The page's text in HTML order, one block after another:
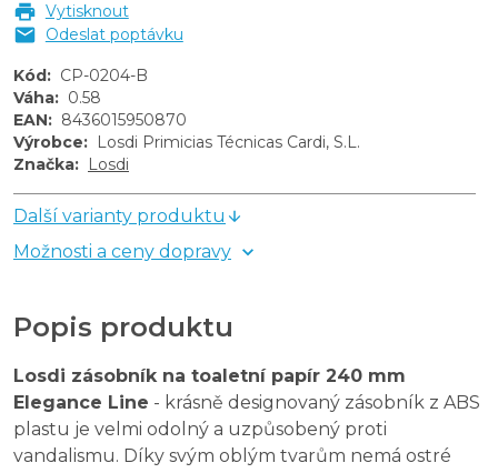
Vytisknout
Odeslat poptávku
Kód: CP-0204-B
Váha: 0.58
EAN: 8436015950870
Výrobce: Losdi Primicias Técnicas Cardi, S.L.
Značka: Losdi
Další varianty produktu
Možnosti a ceny dopravy
Popis produktu
Losdi zásobník na toaletní papír 240 mm
Elegance Line - krásně designovaný zásobník z ABS
plastu je velmi odolný a uzpůsobený proti
vandalismu. Díky svým oblým tvarům nemá ostré